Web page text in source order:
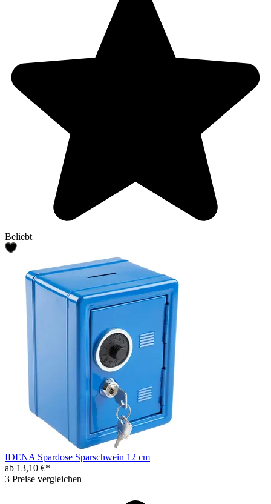
Beliebt
IDENA Spardose Sparschwein 12 cm
ab 13,10 €*
3 Preise vergleichen